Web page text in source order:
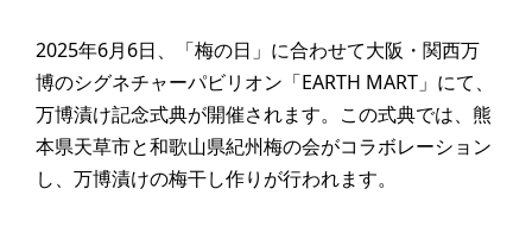
2025年6月6日、「梅の日」に合わせて大阪・関西万
博のシグネチャーパビリオン「EARTH MART」にて、
万博漬け記念式典が開催されます。この式典では、熊
本県天草市と和歌山県紀州梅の会がコラボレーション
し、万博漬けの梅干し作りが行われます。